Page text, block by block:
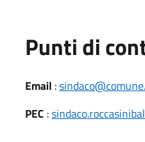
Punti di
Email :
PEC :